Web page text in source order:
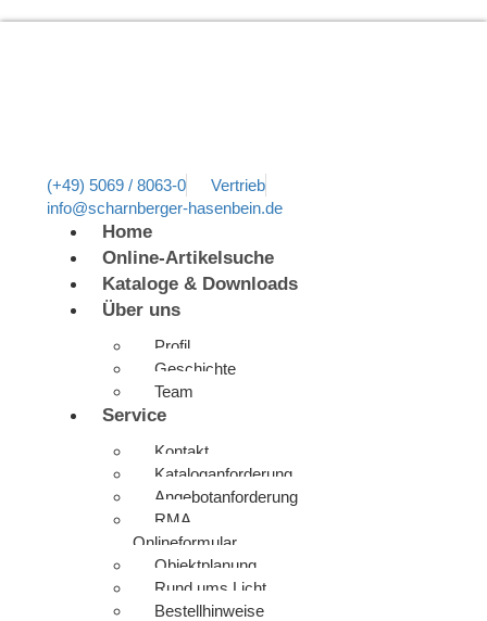
(+49) 5069 / 8063-0
Vertrieb
info@scharnberger-hasenbein.de
Home
Online-Artikelsuche
Kataloge & Downloads
Über uns
Profil
Geschichte
Team
Service
Kontakt
Kataloganforderung
Angebotanforderung
RMA
Onlineformular
Objektplanung
Rund ums Licht
Bestellhinweise